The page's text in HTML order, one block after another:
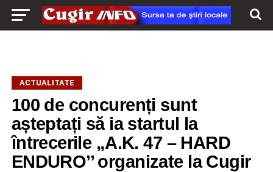
ACTUALITATE
100 de concurenți sunt
așteptați să ia startul la
întrecerile „A.K. 47 – HARD
ENDURO’’ organizate la Cugir